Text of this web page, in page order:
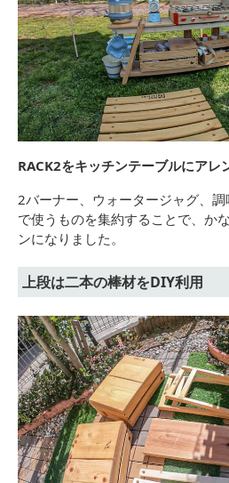
RACK2をキッチンテーブルにアレ
2バーナー、ウォータージャグ、
で使うものを集約することで、か
ンになりました。
上段は二本の棒材をDIY利用